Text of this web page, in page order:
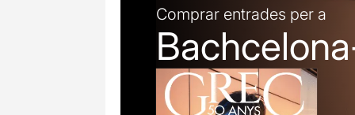
Comprar entrades per a